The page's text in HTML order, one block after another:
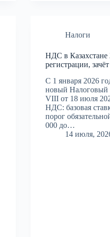
Налоги
НДС в Казахстане
регистрации,
С 1 января 2026
новый Налоговый
VIII от 18 июля
НДС: базовая
порог
000 до…
14 июля,